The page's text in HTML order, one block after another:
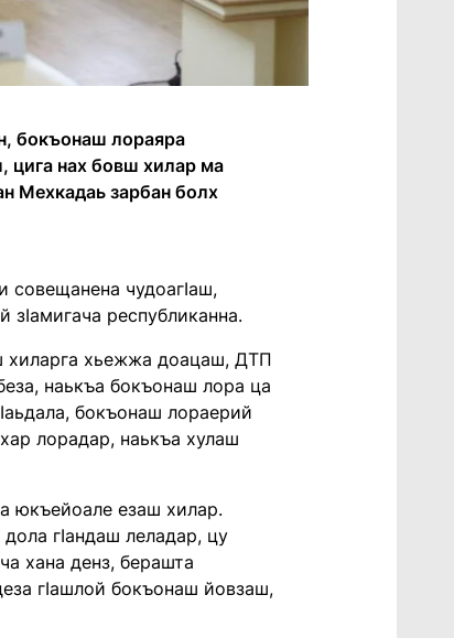
бокъонаш лораяра
цига нах бовш хилар ма
Мехкадаь зарбан болх
совещанена чудоагӀаш,
зӀамигача республиканна.
хиларга хьежжа доацаш, ДТП
наькъа бокъонаш лора ца
бокъонаш лораерий
лорадар, наькъа хулаш
юкъейоале езаш хилар.
гӀандаш леладар, цу
хана денз, берашта
гӀашлой бокъонаш йовзаш,